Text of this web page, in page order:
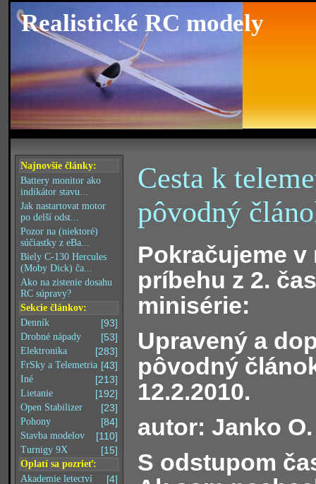
Realistické RC modely
Najnovšie články:
Battery monitor ako
indikátor stavu...
Jak nastartovat motor
po delší odst...
Pozor na (niektoré)
súčiastky z eBa...
Biely C-130 Hercules
(Moby Dick) ča...
Ako na zistenie dosahu
RC súpravy?
Sekcie článkov:
[93]
Denník
[53]
Drobné nápady
[283]
Elektronika
[43]
FrSky a Telemetria
[213]
Iné
[192]
Lietanie
[23]
Open Stabilizer
[84]
Pohony
[110]
Stavba modelov
[15]
Turnigy 9X
Oplatí sa pozrieť:
[4]
Akademie letectví
Cesta k
pôvodný
Pokračujeme v
príbehu z 2.
minisérie:
Upravený a
pôvodný
12.2.2010.
autor: Janko O.
S odstupom